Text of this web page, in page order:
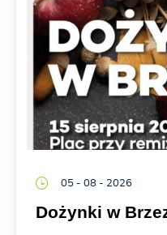
05 - 08 - 2026
Dożynki w